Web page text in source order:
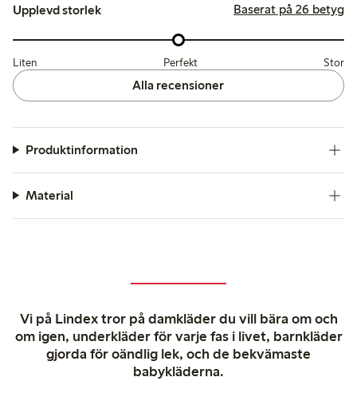
Upplevd storlek Baserat på 26 betyg
Liten Perfekt Stor
Alla recensioner
Produktinformation
Material
Vi på Lindex tror på damkläder du vill bära om och
om igen, underkläder för varje fas i livet, barnkläder
gjorda för oändlig lek, och de bekvämaste
babykläderna.